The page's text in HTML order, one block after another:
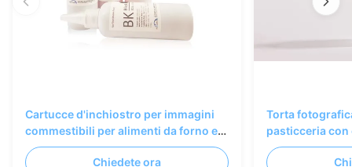
Cartucce d'inchiostro per immagini
commestibili per alimenti da forno e
pasticceria
Chiedete ora
Torta
pasticceria con
inchiostro
nero